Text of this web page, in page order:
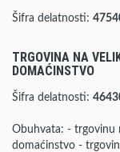
Šifra delatnosti:
TRGOVINA NA
DOMAĆINSTVO
Šifra delatnosti:
Obuhvata: - trgovinu
domaćinstvo -